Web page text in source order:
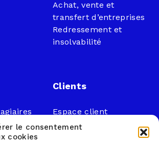
le consentement
cookies
Achat, vente et
transfert d’entreprises
Redressement et
insolvabilité
Clients
Espace client
Légal